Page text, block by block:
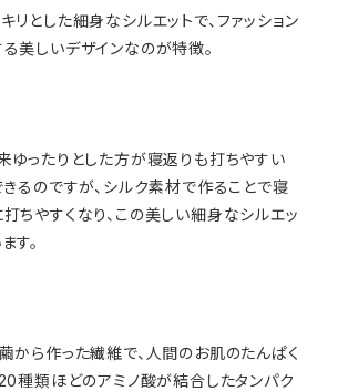
リとした細身なシルエットで、ファッション
美しいデザインなのが特徴。
ゆったりとした方が寝返りも打ちやすい
きるのですが、シルク素材で作ることで寝
ちやすくなり、この美しい細身なシルエッ
す。
から作った繊維で、人間のお肌のたんぱく
種類ほどのアミノ酸が結合したタンパク